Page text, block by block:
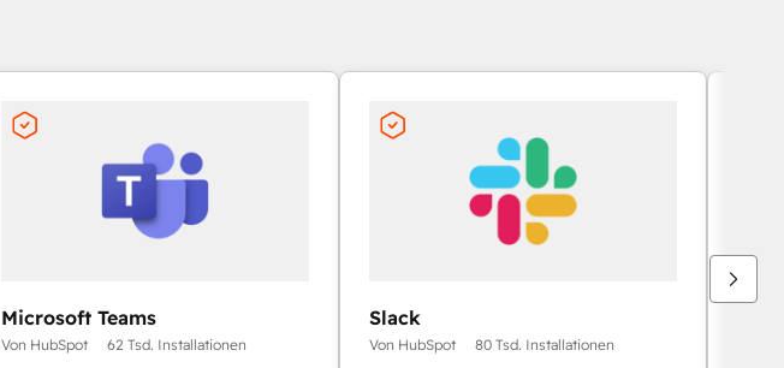
Microsoft Teams
Von HubSpot 62 Tsd. Installationen
Slack
Von HubSpot 80 Tsd. Installationen